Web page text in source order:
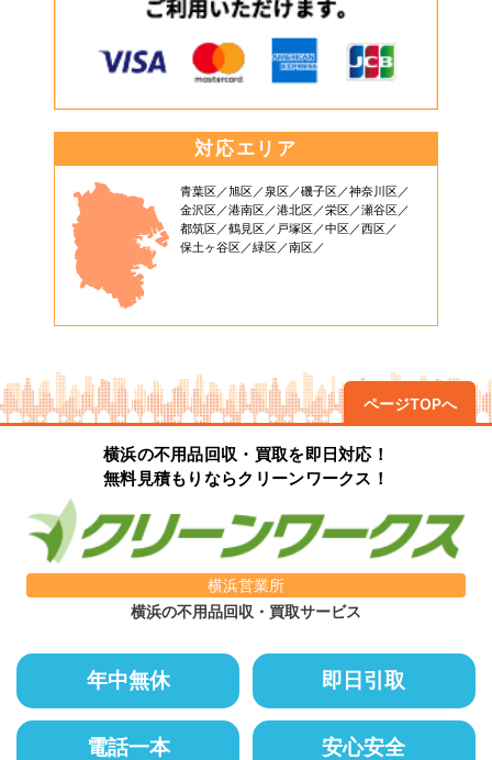
対応エリア
青葉区 旭区 泉区 磯子区
神奈川区
金沢区
港南区 港北区 栄区
瀬谷区
都筑区
鶴見区 戸塚区 中区
西区
保土ヶ谷区
緑区 南区
ページTOPへ
横浜の不用品回収・買取を即日対応！
無料見積もりならクリーンワークス！
横浜営業所
横浜の不用品回収・買取サービス
年中無休 即日引取
電話一本 安心安全